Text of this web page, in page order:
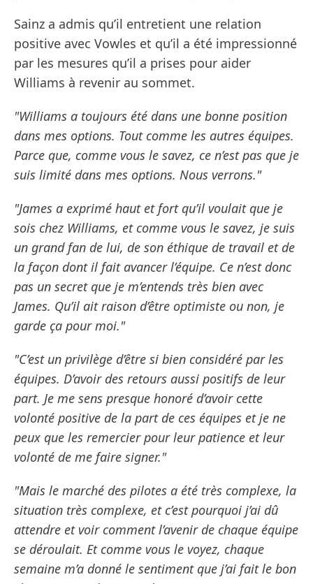
Sainz a admis qu’il entretient une relation
positive avec Vowles et qu’il a été impressionné
par les mesures qu’il a prises pour aider
Williams à revenir au sommet.
"Williams a toujours été dans une bonne position
dans mes options. Tout comme les autres équipes.
Parce que, comme vous le savez, ce n’est pas que je
suis limité dans mes options. Nous verrons."
"James a exprimé haut et fort qu’il voulait que je
sois chez Williams, et comme vous le savez, je suis
un grand fan de lui, de son éthique de travail et de
la façon dont il fait avancer l’équipe. Ce n’est donc
pas un secret que je m’entends très bien avec
James. Qu’il ait raison d’être optimiste ou non, je
garde ça pour moi."
"C’est un privilège d’être si bien considéré par les
équipes. D’avoir des retours aussi positifs de leur
part. Je me sens presque honoré d’avoir cette
volonté positive de la part de ces équipes et je ne
peux que les remercier pour leur patience et leur
volonté de me faire signer."
"Mais le marché des pilotes a été très complexe, la
situation très complexe, et c’est pourquoi j’ai dû
attendre et voir comment l’avenir de chaque équipe
se déroulait. Et comme vous le voyez, chaque
semaine m’a donné le sentiment que j’ai fait le bon